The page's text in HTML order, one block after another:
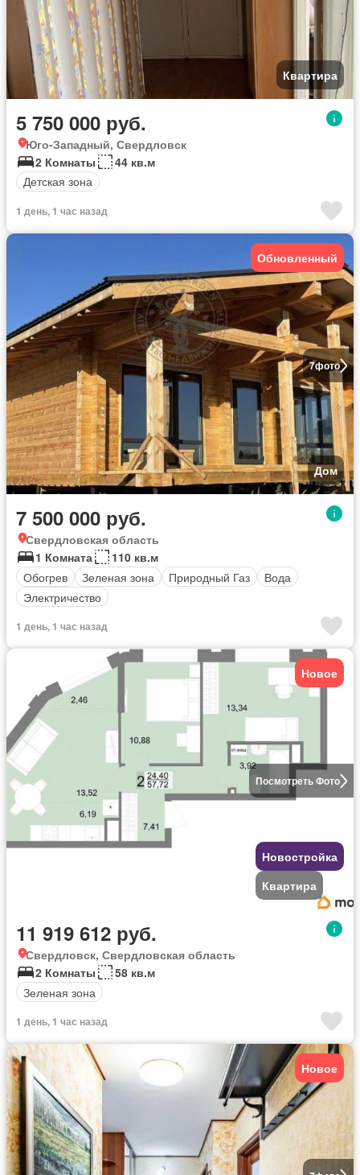
Квартира
5 750 000 руб.
Юго-Западный, Свердловск
2 Комнаты
44 кв.м
Детская зона
1 день, 1 час назад
7фото
Обновленный
Дом
7 500 000 руб.
Свердловская область
1 Комната
110 кв.м
Обогрев
Зеленая зона Природный Газ
Вода
Электричество
1 день, 1 час назад
Посмотреть Фото
Новое
Новостройка
Квартира
11 919 612 руб.
Свердловск, Свердловская область
2 Комнаты
58 кв.м
Зеленая зона
1 день, 1 час назад
Новое